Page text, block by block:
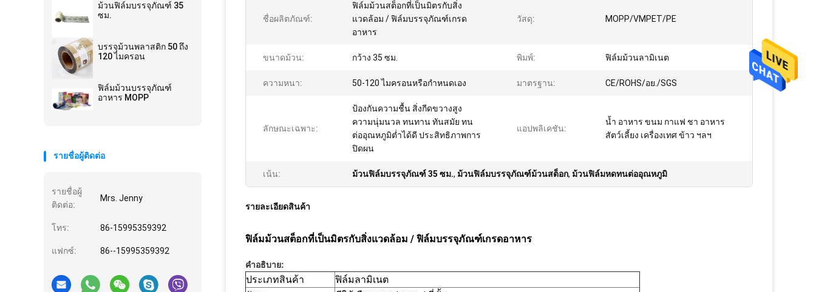
ม้วนฟิล์มบรรจุภัณฑ์ 35
ซม.
บรรจุม้วนพลาสติก 50 ถึง
120 ไมครอน
ฟิล์มม้วนบรรจุภัณฑ์
อาหาร MOPP
รายชื่อผู้ติดต่อ
รายชื่อผู้
ติดต่อ:
Mrs. Jenny
โทร: 86-15995359392
แฟกซ์: 86--15995359392
ชื่อผลิตภัณฑ์:
ฟิล์มม้วนสต็อกที่เป็นมิตรกับสิ่ง
แวดล้อม / ฟิล์มบรรจุภัณฑ์เกรด
อาหาร
วัสดุ: MOPP/VMPET/PE
ขนาดม้วน: กว้าง 35 ซม. พิมพ์: ฟิล์มม้วนลามิเนต
ความหนา: 50-120 ไมครอนหรือกำหนดเอง มาตรฐาน: CE/ROHS/อย./SGS
ลักษณะเฉพาะ:
ป้องกันความชื้น สิ่งกีดขวางสูง
ความนุ่มนวล ทนทาน ทันสมัย ​​ทน
ต่ออุณหภูมิต่ำได้ดี ประสิทธิภาพการ
ปิดผน
แอปพลิเคชัน:
น้ำ อาหาร ขนม กาแฟ ชา อาหาร
สัตว์เลี้ยง เครื่องเทศ ข้าว ฯลฯ
เน้น: ม้วนฟิล์มบรรจุภัณฑ์ 35 ซม., ม้วนฟิล์มบรรจุภัณฑ์ม้วนสต็อก, ม้วนฟิล์มหดทนต่ออุณหภูมิ
รายละเอียดสินค้า
ฟิล์มม้วนสต็อกที่เป็นมิตรกับสิ่งแวดล้อม / ฟิล์มบรรจุภัณฑ์เกรดอาหาร
คำอธิบาย:
ประเภทสินค้า
ฟิล์มลามิเนต